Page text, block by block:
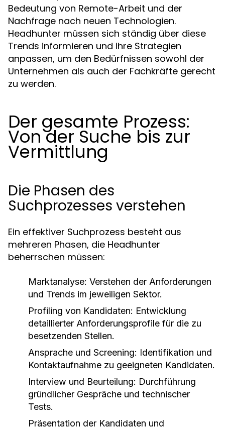
Bedeutung von Remote-Arbeit und der
Nachfrage nach neuen Technologien.
Headhunter müssen sich ständig über diese
Trends informieren und ihre Strategien
anpassen, um den Bedürfnissen sowohl der
Unternehmen als auch der Fachkräfte gerecht
zu werden.
Der gesamte Prozess:
Von der Suche bis zur
Vermittlung
Die Phasen des
Suchprozesses verstehen
Ein effektiver Suchprozess besteht aus
mehreren Phasen, die Headhunter
beherrschen müssen:
Marktanalyse: Verstehen der Anforderungen
und Trends im jeweiligen Sektor.
Profiling von Kandidaten: Entwicklung
detaillierter Anforderungsprofile für die zu
besetzenden Stellen.
Ansprache und Screening: Identifikation und
Kontaktaufnahme zu geeigneten Kandidaten.
Interview und Beurteilung: Durchführung
gründlicher Gespräche und technischer
Tests.
Präsentation der Kandidaten und